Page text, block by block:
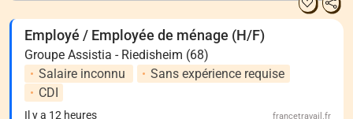
Employé / Employée de ménage (H/F)
Groupe Assistia - Riedisheim (68)
Salaire inconnu
Sans expérience requise
CDI
Il y a 12 heures francetravail.fr